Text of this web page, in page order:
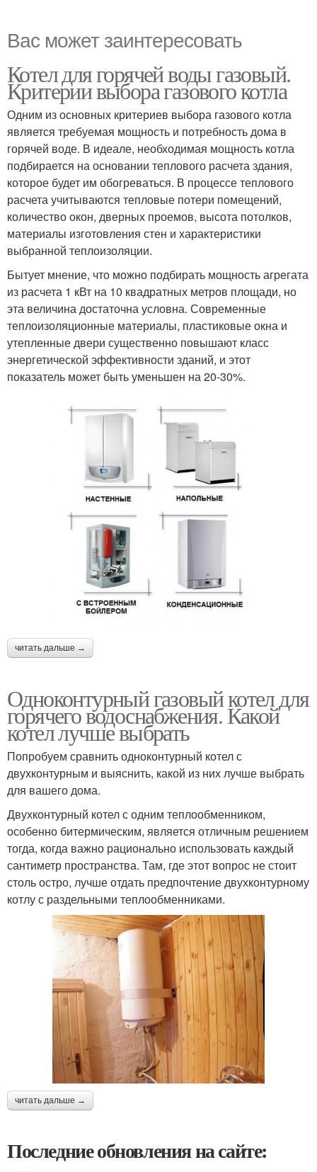
Вас может заинтересовать
Котел для горячей воды газовый.
Критерии выбора газового котла
Одним из основных критериев выбора газового котла
является требуемая мощность и потребность дома в
горячей воде. В идеале, необходимая мощность котла
подбирается на основании теплового расчета здания,
которое будет им обогреваться. В процессе теплового
расчета учитываются тепловые потери помещений,
количество окон, дверных проемов, высота потолков,
материалы изготовления стен и характеристики
выбранной теплоизоляции.
Бытует мнение, что можно подбирать мощность агрегата
из расчета 1 кВт на 10 квадратных метров площади, но
эта величина достаточна условна. Современные
теплоизоляционные материалы, пластиковые окна и
утепленные двери существенно повышают класс
энергетической эффективности зданий, и этот
показатель может быть уменьшен на 20-30%.
читать дальше →
Одноконтурный газовый котел для
горячего водоснабжения. Какой
котел лучше выбрать
Попробуем сравнить одноконтурный котел с
двухконтурным и выяснить, какой из них лучше выбрать
для вашего дома.
Двухконтурный котел с одним теплообменником,
особенно битермическим, является отличным решением
тогда, когда важно рационально использовать каждый
сантиметр пространства. Там, где этот вопрос не стоит
столь остро, лучше отдать предпочтение двухконтурному
котлу с раздельными теплообменниками.
читать дальше →
Последние обновления на сайте: